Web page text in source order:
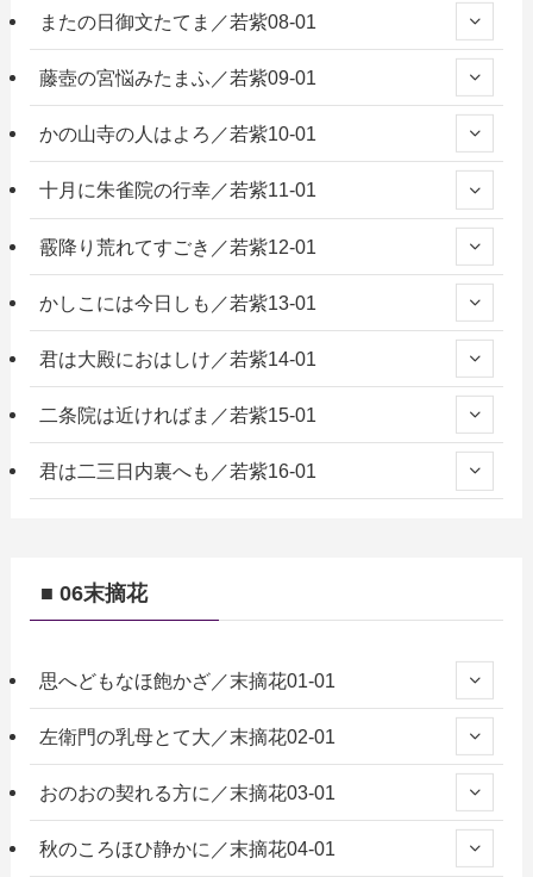
またの日御文たてま／若紫08-01
藤壺の宮悩みたまふ／若紫09-01
かの山寺の人はよろ／若紫10-01
十月に朱雀院の行幸／若紫11-01
霰降り荒れてすごき／若紫12-01
かしこには今日しも／若紫13-01
君は大殿におはしけ／若紫14-01
二条院は近ければま／若紫15-01
君は二三日内裏へも／若紫16-01
■ 06末摘花
思へどもなほ飽かざ／末摘花01-01
左衛門の乳母とて大／末摘花02-01
おのおの契れる方に／末摘花03-01
秋のころほひ静かに／末摘花04-01